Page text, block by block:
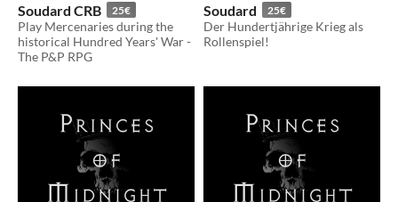
Soudard CRB 25€
Play Mercenaries during the
historical Hundred Years' War -
The P&P RPG
Soudard 25€
Der Hundertjährige Krieg als
Rollenspiel!